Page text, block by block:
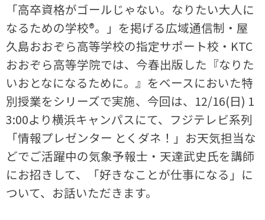
「高卒資格がゴールじゃない。なりたい大人に
なるための学校®。」を掲げる広域通信制・屋
久島おおぞら高等学校の指定サポート校・KTC
おおぞら高等学院では、今春出版した『なりた
いおとなになるために。』をベースにおいた特
別授業をシリーズで実施、今回は、12/16(日) 1
3:00より横浜キャンパスにて、フジテレビ系列
「情報プレゼンター とくダネ！」お天気担当な
どでご活躍中の気象予報士・天達武史氏を講師
にお招きして、「好きなことが仕事になる」に
ついて、お話いただきます。